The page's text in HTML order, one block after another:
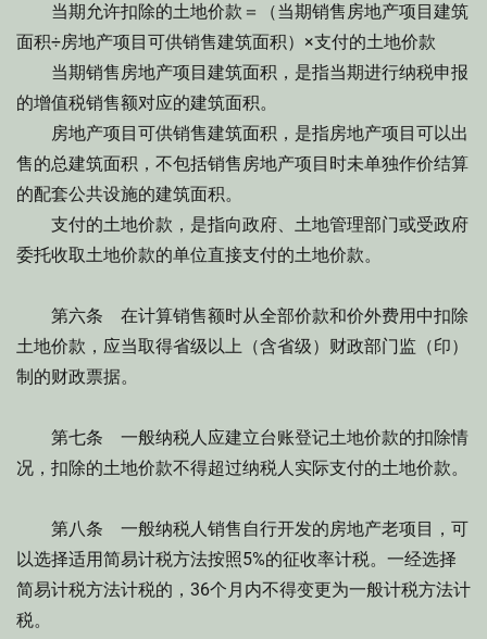
当期允许扣除的土地价款＝（当期销售房地产项目建筑
面积÷房地产项目可供销售建筑面积）×支付的土地价款
当期销售房地产项目建筑面积，是指当期进行纳税申报
的增值税销售额对应的建筑面积。
房地产项目可供销售建筑面积，是指房地产项目可以出
售的总建筑面积，不包括销售房地产项目时未单独作价结算
的配套公共设施的建筑面积。
支付的土地价款，是指向政府、土地管理部门或受政府
委托收取土地价款的单位直接支付的土地价款。
第六条 在计算销售额时从全部价款和价外费用中扣除
土地价款，应当取得省级以上（含省级）财政部门监（印）
制的财政票据。
第七条 一般纳税人应建立台账登记土地价款的扣除情
况，扣除的土地价款不得超过纳税人实际支付的土地价款。
第八条 一般纳税人销售自行开发的房地产老项目，可
以选择适用简易计税方法按照5%的征收率计税。一经选择
简易计税方法计税的，36个月内不得变更为一般计税方法计
税。